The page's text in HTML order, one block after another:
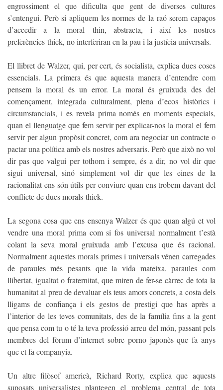
engrossiment el que dificulta que gent de diverses cultures
s’entengui. Però si apliquem les normes de la raó serem capaços
d’accedir a la moral thin, abstracta, i així les nostres
preferències thick, no interferiran en la pau i la justícia universals.
El llibret de Walzer, qui, per cert, és socialista, explica dues coses
essencials. La primera és que aquesta manera d’entendre com
pensem la moral és un error. La moral és gruixuda des del
començament, integrada culturalment, plena d’ecos històrics i
circumstancials, i es revela prima només en moments especials,
quan el llenguatge que fem servir per explicar-nos la moral el fem
servir per algun propòsit concret, com ara negociar un contracte o
pactar una política amb els nostres adversaris. Però que això no vol
dir pas que valgui per tothom i sempre, és a dir, no vol dir que
sigui universal, sinó simplement vol dir que les eines de la
racionalitat ens són útils per conviure quan ens trobem davant del
conflicte de dues morals thick.
La segona cosa que ens ensenya Walzer és que quan algú et vol
vendre una moral prima com si fos universal normalment t’està
colant la seva moral gruixuda amb l’excusa que és racional.
Normalment aquestes morals primes i universals vénen carregades
de paraules més pesants que la vida mateixa, paraules com
llibertat, igualtat o fraternitat, que miren de fer-se càrrec de tota la
humanitat al preu de devaluar els teus amors concrets, a costa dels
lligams de confiança i els gestos de prestigi que has après a
l’interior de les teves comunitats, des de la família fins a la gent
que pensa com tu o té la teva professió arreu del món, passant pels
membres del fòrum d’internet sobre porno japonès que fa anys
que et fa companyia.
Un altre filòsof americà, Richard Rorty, explica que aquests
suposats universalistes plantegen el problema central de tota